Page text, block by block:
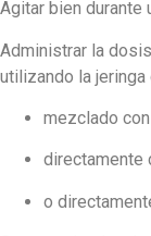
Agitar bien durante
Administrar la
utilizando la
mezclado
directamente
o